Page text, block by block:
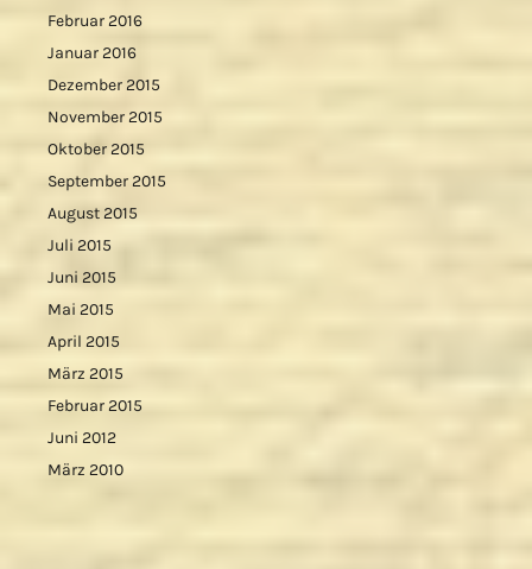
Februar 2016
Januar 2016
Dezember 2015
November 2015
Oktober 2015
September 2015
August 2015
Juli 2015
Juni 2015
Mai 2015
April 2015
März 2015
Februar 2015
Juni 2012
März 2010